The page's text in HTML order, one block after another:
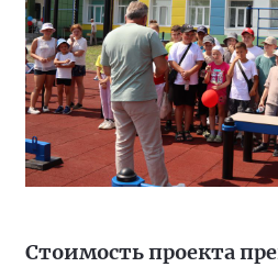
Стоимость проекта